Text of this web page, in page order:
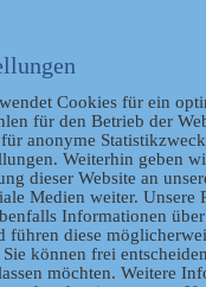
Taschenbuch
GVBl | Einbanddecke
Cookies für ein
für den Betrieb der
anonyme
Weiterhin geben
dieser Website an
Medien weiter. Unsere
Informationen
führen diese
können frei
möchten. Weitere